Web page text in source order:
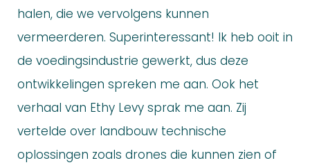
halen, die we vervolgens kunnen
vermeerderen. Superinteressant! Ik heb ooit in
de voedingsindustrie gewerkt, dus deze
ontwikkelingen spreken me aan. Ook het
verhaal van Ethy Levy sprak me aan. Zij
vertelde over landbouw technische
oplossingen zoals drones die kunnen zien of